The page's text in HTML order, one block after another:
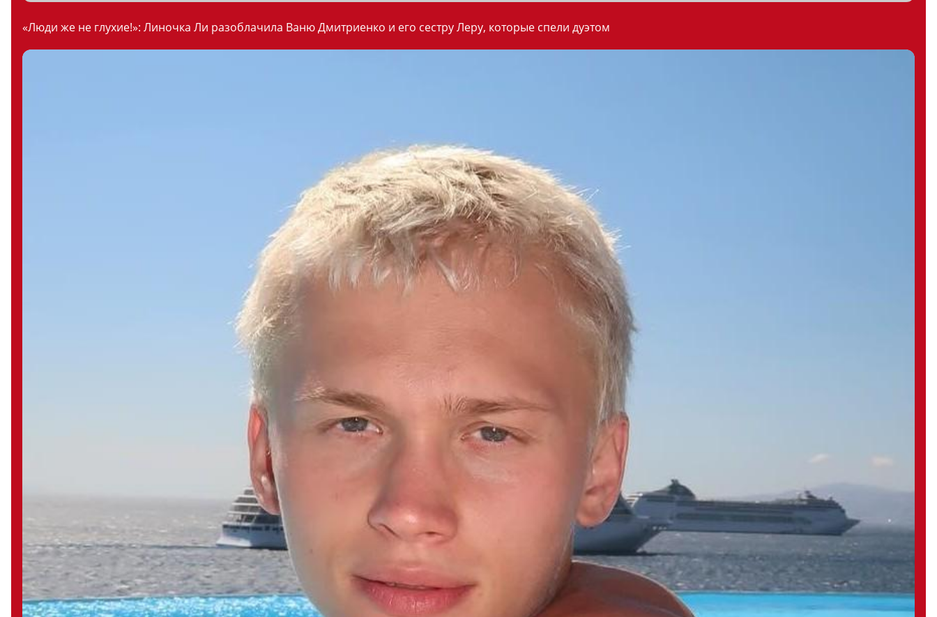
«Люди же не глухие!»: Линочка Ли разоблачила Ваню Дмитриенко и его сестру Леру, которые спели дуэтом